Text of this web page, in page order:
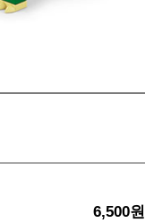
6,500원